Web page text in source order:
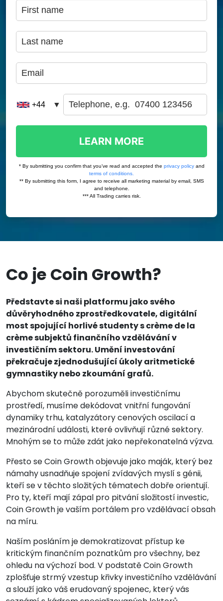
Co je Coin Growth?
Představte si naši platformu jako svého
důvěryhodného zprostředkovatele, digitální
most spojující horlivé studenty s crème de la
crème subjektů finančního vzdělávání v
investičním sektoru. Umění investování
překračuje zjednodušující úkoly aritmetické
gymnastiky nebo zkoumání grafů.
Abychom skutečně porozuměli investičnímu
prostředí, musíme dekódovat vnitřní fungování
dynamiky trhu, katalyzátory cenových oscilací a
mezinárodní události, které ovlivňují různé sektory.
Mnohým se to může zdát jako nepřekonatelná výzva.
Přesto se Coin Growth objevuje jako maják, který bez
námahy usnadňuje spojení zvídavých myslí s génii,
kteří se v těchto složitých tématech dobře orientují.
Pro ty, kteří mají zápal pro pitvání složitostí investic,
Coin Growth je vaším portálem pro vzdělávací obsah
na míru.
Naším posláním je demokratizovat přístup ke
kritickým finančním poznatkům pro všechny, bez
ohledu na výchozí bod. V podstatě Coin Growth
zplošťuje strmý vzestup křivky investičního vzdělávání
a slouží jako váš erudovaný spojenec, který vás